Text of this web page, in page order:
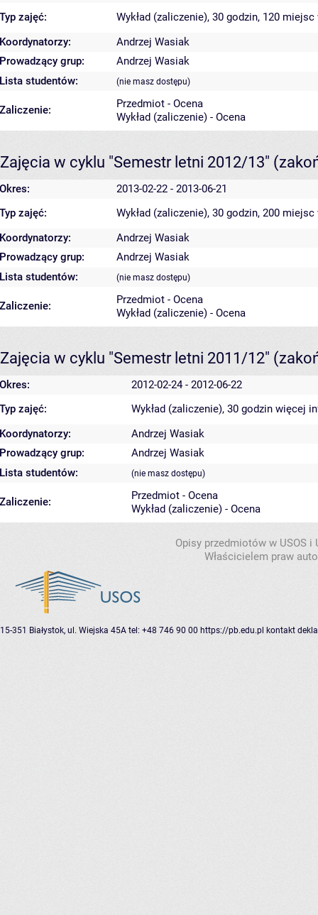
Typ zajęć:
Wykład (zaliczenie), 30 godzin, 120 miejsc
Koordynatorzy:
Andrzej Wasiak
Prowadzący grup:
Andrzej Wasiak
Lista studentów:
(nie masz dostępu)
Zaliczenie:
Przedmiot - Ocena
Wykład (zaliczenie) - Ocena
Zajęcia w cyklu "Semestr letni 2012/13"
Okres:
2013-02-22 - 2013-06-21
Typ zajęć:
Wykład (zaliczenie), 30 godzin, 200 miejsc
Koordynatorzy:
Andrzej Wasiak
Prowadzący grup:
Andrzej Wasiak
Lista studentów:
(nie masz dostępu)
Zaliczenie:
Przedmiot - Ocena
Wykład (zaliczenie) - Ocena
Zajęcia w cyklu "Semestr letni 2011/12"
Okres:
2012-02-24 - 2012-06-22
Typ zajęć:
Wykład (zaliczenie), 30 godzin więcej
Koordynatorzy:
Andrzej Wasiak
Prowadzący grup:
Andrzej Wasiak
Lista studentów:
(nie masz dostępu)
Zaliczenie:
Przedmiot - Ocena
Wykład (zaliczenie) - Ocena
Opisy przedmiotów w USOS
Właścicielem praw
15-351 Białystok, ul. Wiejska 45A tel: +48 746 90 00 https://pb.edu.pl kontakt